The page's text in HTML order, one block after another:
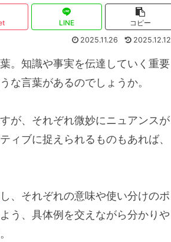
LINE
コピー
2025.11.26
2025.12.12
。知識や事実を伝達していく重要
な言葉があるのでしょうか。
が、それぞれ微妙にニュアンスが
ィブに捉えられるものもあれば、
し、それぞれの意味や使い分けのポ
う、具体例を交えながら分かりや